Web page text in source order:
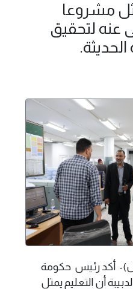
مشروعا
عنه لتحقيق
الحديثة.
يونيو 2025م(وال)- أكد رئيس حكومة
أن التعليم يمثل